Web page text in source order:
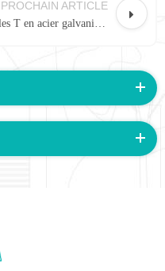
PROCHAIN ARTICLE